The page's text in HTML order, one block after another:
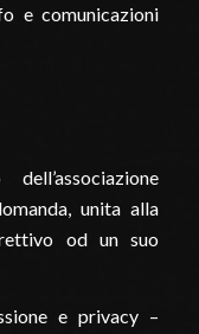
e comunicazioni
unita alla
od un suo
e privacy –